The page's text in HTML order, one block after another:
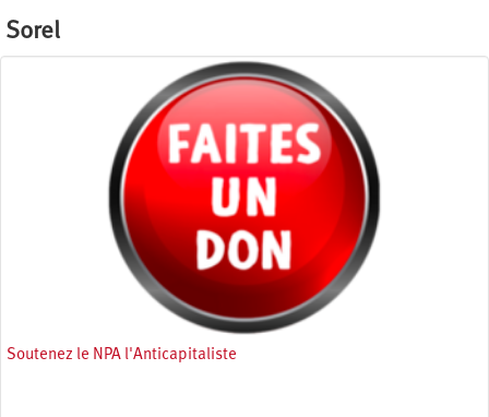
Sorel
Soutenez le NPA l'Anticapitaliste